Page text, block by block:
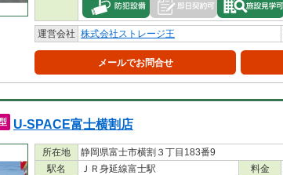
運営会社 株式会社ストレージ王
メールでお問合せ
U-SPACE富士横割店
所在地
静岡県富士市横割３丁目183番9
駅名
ＪＲ身延線富士駅 料金